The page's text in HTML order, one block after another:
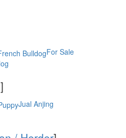
For Sale
]
Jual Anjing